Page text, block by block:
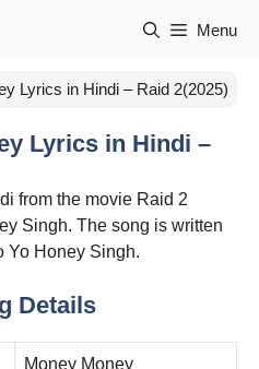
Menu
Lyrics in Hindi – Raid 2(2025)
Lyrics in Hindi –
from the movie Raid 2
Singh. The song is written
Yo Honey Singh.
Details
Money Money